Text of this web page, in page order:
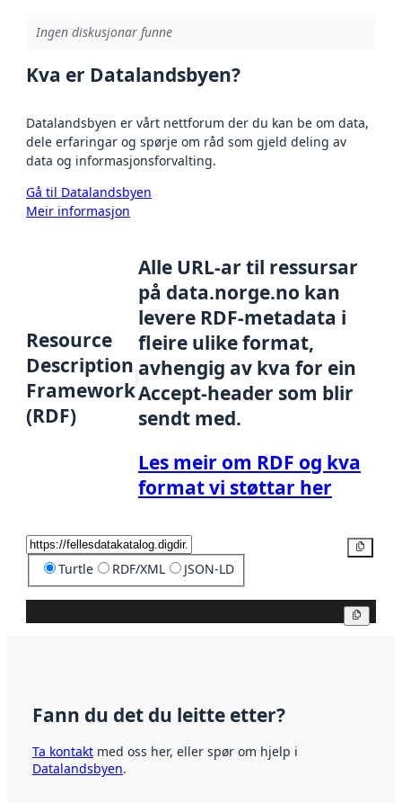
Ingen diskusjonar funne
Kva er Datalandsbyen?
Datalandsbyen er vårt nettforum der du kan be om data,
dele erfaringar og spørje om råd som gjeld deling av
data og informasjonsforvalting.
Gå til Datalandsbyen
Meir informasjon
Resource
Description
Framework
(RDF)
Alle URL-ar til ressursar
på data.norge.no kan
levere RDF-metadata i
fleire ulike format,
avhengig av kva for ein
Accept-header som blir
sendt med.
Les meir om RDF og kva
format vi støttar her
Turtle RDF/XML JSON-LD
Fann du det du leitte etter?
Ta kontakt med oss her, eller spør om hjelp i
Datalandsbyen.